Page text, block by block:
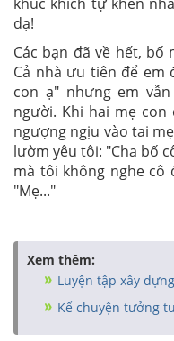
dạ!
Các bạn đã về hết, bố
Cả nhà ưu tiên để em
con ạ" nhưng em
người. Khi hai mẹ
ngượng ngịu vào tai
lườm yêu tôi: "Cha bố
mà tôi không nghe cô
"Mẹ..."
Xem thêm:
Luyện tập xây
Kể chuyện tưởng